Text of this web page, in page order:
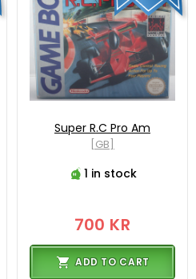
Super R.C Pro Am
[GB]
1 in stock
700 KR
ADD TO CART